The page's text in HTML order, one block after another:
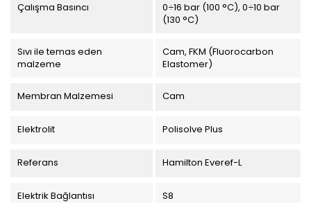
Çalışma Basıncı
0÷16 bar (100 °C), 0÷10 bar
(130 °C)
Sıvı ile temas eden
malzeme
Cam, FKM (Fluorocarbon
Elastomer)
Membran Malzemesi Cam
Elektrolit Polisolve Plus
Referans Hamilton Everef-L
Elektrik Bağlantısı S8